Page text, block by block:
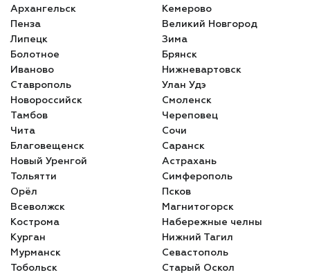
Архангельск
Кемерово
Пенза
Великий Новгород
Липецк
Зима
Болотное
Брянск
Иваново
Нижневартовск
Ставрополь
Улан Удэ
Новороссийск
Смоленск
Тамбов
Череповец
Чита
Сочи
Благовещенск
Саранск
Новый Уренгой
Астрахань
Тольятти
Симферополь
Орёл
Псков
Всеволжск
Магнитогорск
Кострома
Набережные челны
Курган
Нижний Тагил
Мурманск
Севастополь
Тобольск
Старый Оскол